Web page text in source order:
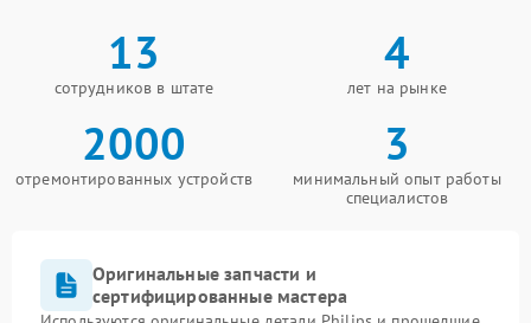
13
сотрудников в штате
4
лет на рынке
2000
отремонтированных устройств
3
минимальный опыт работы
специалистов
Оригинальные запчасти и
сертифицированные мастера